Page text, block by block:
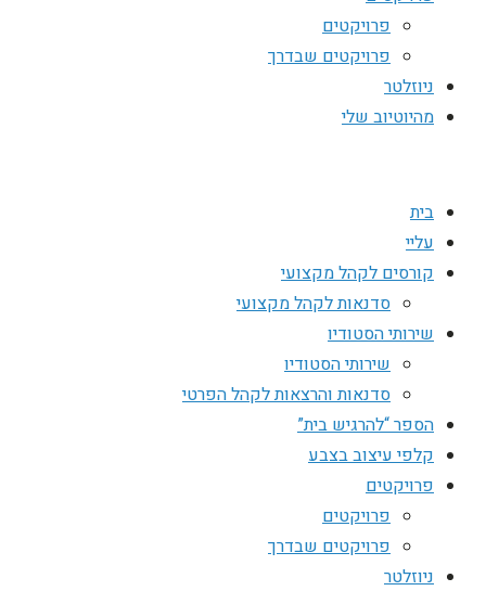
פרויקטים
פרויקטים שבדרך
ניוזלטר
מהיוטיוב שלי
בית
עליי
קורסים לקהל מקצועי
סדנאות לקהל מקצועי
שירותי הסטודיו
שירותי הסטודיו
סדנאות והרצאות לקהל הפרטי
הספר “להרגיש בית”
קלפי עיצוב בצבע
פרויקטים
פרויקטים
פרויקטים שבדרך
ניוזלטר